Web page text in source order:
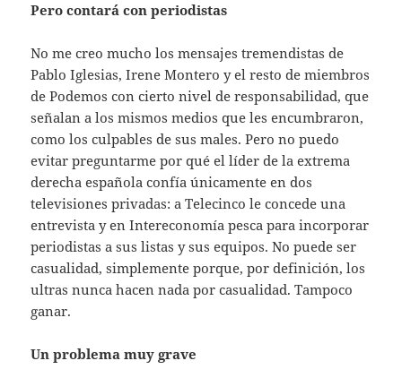
Pero contará con periodistas
No me creo mucho los mensajes tremendistas de
Pablo Iglesias, Irene Montero y el resto de miembros
de Podemos con cierto nivel de responsabilidad, que
señalan a los mismos medios que les encumbraron,
como los culpables de sus males. Pero no puedo
evitar preguntarme por qué el líder de la extrema
derecha española confía únicamente en dos
televisiones privadas: a Telecinco le concede una
entrevista y en Intereconomía pesca para incorporar
periodistas a sus listas y sus equipos. No puede ser
casualidad, simplemente porque, por definición, los
ultras nunca hacen nada por casualidad. Tampoco
ganar.
Un problema muy grave